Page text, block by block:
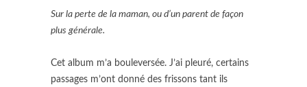
Sur la perte de la maman, ou d’un parent de façon
plus générale.
Cet album m’a bouleversée. J’ai pleuré, certains
passages m’ont donné des frissons tant ils